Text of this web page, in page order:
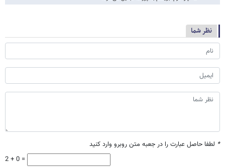
نظر شما
* لطفا حاصل عبارت را در جعبه متن روبرو وارد کنید
2 + 0 =